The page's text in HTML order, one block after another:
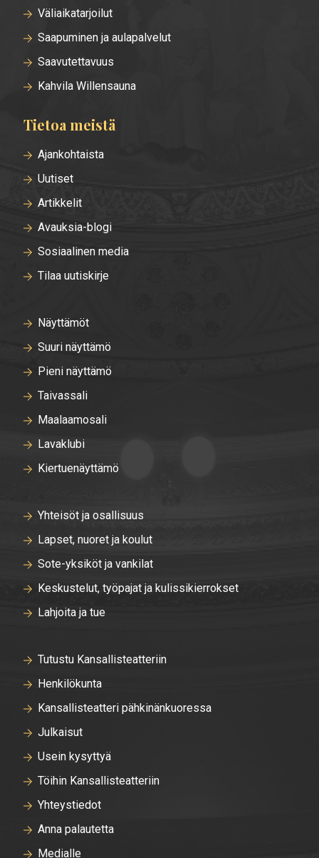
Väliaikatarjoilut
Saapuminen ja aulapalvelut
Saavutettavuus
Kahvila Willensauna
Tietoa meistä
Ajankohtaista
Uutiset
Artikkelit
Avauksia-blogi
Sosiaalinen media
Tilaa uutiskirje
Näyttämöt
Suuri näyttämö
Pieni näyttämö
Taivassali
Maalaamosali
Lavaklubi
Kiertuenäyttämö
Yhteisöt ja osallisuus
Lapset, nuoret ja koulut
Sote-yksiköt ja vankilat
Keskustelut, työpajat ja kulissikierrokset
Lahjoita ja tue
Tutustu Kansallisteatteriin
Henkilökunta
Kansallisteatteri pähkinänkuoressa
Julkaisut
Usein kysyttyä
Töihin Kansallisteatteriin
Yhteystiedot
Anna palautetta
Medialle